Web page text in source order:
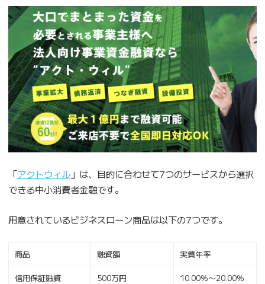
「アクトウィル」は、目的に合わせて7つのサービスから選択
できる中小消費者金融です。
用意されているビジネスローン商品は以下の7つです。
商品 融資額 実質年率
信用保証融資 500万円 10.00％〜20.00％